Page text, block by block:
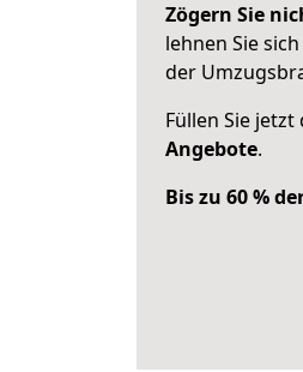
Zögern Sie
lehnen Sie
der
Füllen Sie
Angebote.
Bis zu 60 %